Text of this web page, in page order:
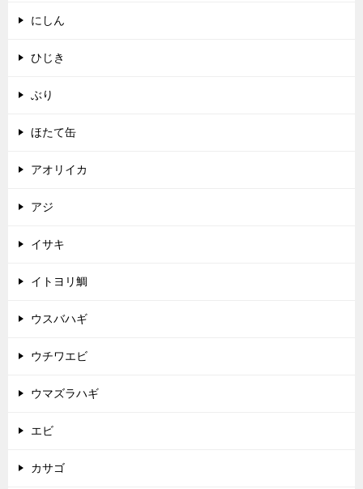
にしん
ひじき
ぶり
ほたて缶
アオリイカ
アジ
イサキ
イトヨリ鯛
ウスバハギ
ウチワエビ
ウマズラハギ
エビ
カサゴ